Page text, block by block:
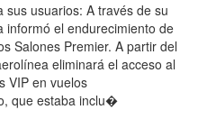
usuarios: A través de su
informó el endurecimiento de
Salones Premier. A partir del
eliminará el acceso al
VIP en vuelos
que estaba inclu�